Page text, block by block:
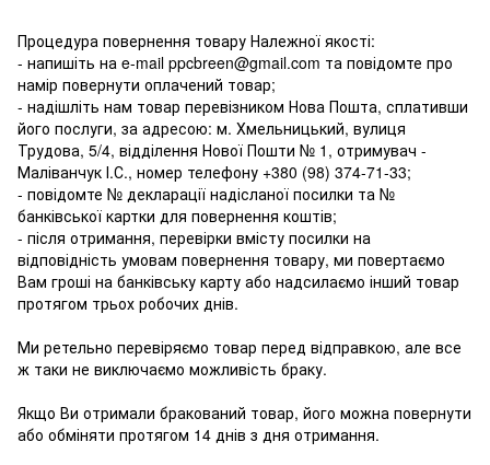
Процедура повернення товару Належної якості:
- напишіть на e-mail ppcbreen@gmail.com та повідомте про
намір повернути оплачений товар;
- надішліть нам товар перевізником Нова Пошта, сплативши
його послуги, за адресою: м. Хмельницький, вулиця
Трудова, 5/4, відділення Нової Пошти № 1, отримувач -
Маліванчук І.С., номер телефону +380 (98) 374-71-33;
- повідомте № декларації надісланої посилки та №
банківської картки для повернення коштів;
- після отримання, перевірки вмісту посилки на
відповідність умовам повернення товару, ми повертаємо
Вам гроші на банківську карту або надсилаємо інший товар
протягом трьох робочих днів.
Ми ретельно перевіряємо товар перед відправкою, але все
ж таки не виключаємо можливість браку.
Якщо Ви отримали бракований товар, його можна повернути
або обміняти протягом 14 днів з дня отримання.